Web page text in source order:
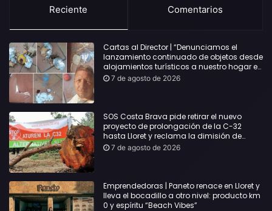
Reciente Comentarios
Cartas al Director | “Denunciamos el
lanzamiento continuado de objetos desde
alojamientos turísticos a nuestro hogar en
Lloret: Podría haber causado una
7 de agosto de 2026
SOS Costa Brava pide retirar el nuevo
proyecto de prolongación de la C-32
hasta Lloret y reclama la dimisión de
Sílvia Paneque
7 de agosto de 2026
Emprendedoras | Paneto renace en Lloret y
lleva el bocadillo a otro nivel: producto km
0 y espíritu “Beach Vibes”